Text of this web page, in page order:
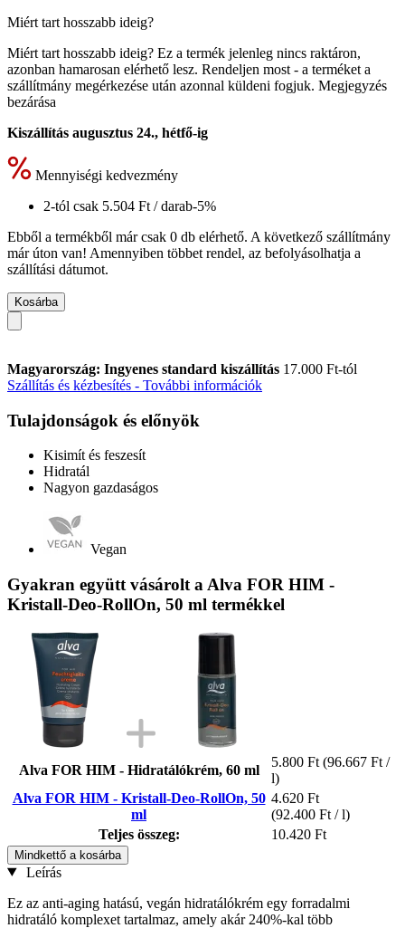
Miért tart hosszabb ideig?
Miért tart hosszabb ideig? Ez a termék jelenleg nincs raktáron,
azonban hamarosan elérhető lesz. Rendeljen most - a terméket a
szállítmány megérkezése után azonnal küldeni fogjuk. Megjegyzés
bezárása
Kiszállítás augusztus 24., hétfő-ig
Mennyiségi kedvezmény
2-tól csak 5.504 Ft / darab-5%
Ebből a termékből már csak 0 db elérhető. A következő szállítmány
már úton van! Amennyiben többet rendel, az befolyásolhatja a
szállítási dátumot.
Kosárba
Magyarország: Ingyenes standard kiszállítás 17.000 Ft-tól
Szállítás és kézbesítés - További információk
Tulajdonságok és előnyök
Kisimít és feszesít
Hidratál
Nagyon gazdaságos
Vegan
Gyakran együtt vásárolt a Alva FOR HIM -
Kristall-Deo-RollOn, 50 ml termékkel
Alva FOR HIM - Hidratálókrém, 60 ml
5.800 Ft (96.667 Ft /
l)
Alva FOR HIM - Kristall-Deo-RollOn, 50
ml
4.620 Ft
(92.400 Ft / l)
Teljes összeg:
10.420 Ft
Mindkettő a kosárba
Leírás
Ez az anti-aging hatású, vegán hidratálókrém egy forradalmi
hidratáló komplexet tartalmaz, amely akár 240%-kal több